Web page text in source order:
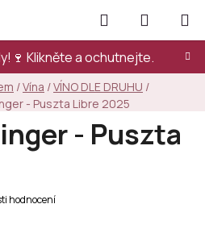
Klikněte a ochutnejte.
Hledat
KOŠÍK
/Vína /VÍNO DLE DRUHU /
- Puszta Libre 2025
- Puszta
hodnocení